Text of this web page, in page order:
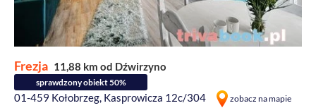
Frezja 11,88 km od Dźwirzyno
sprawdzony obiekt 50%
01-459 Kołobrzeg, Kasprowicza 12c/304 zobacz na mapie